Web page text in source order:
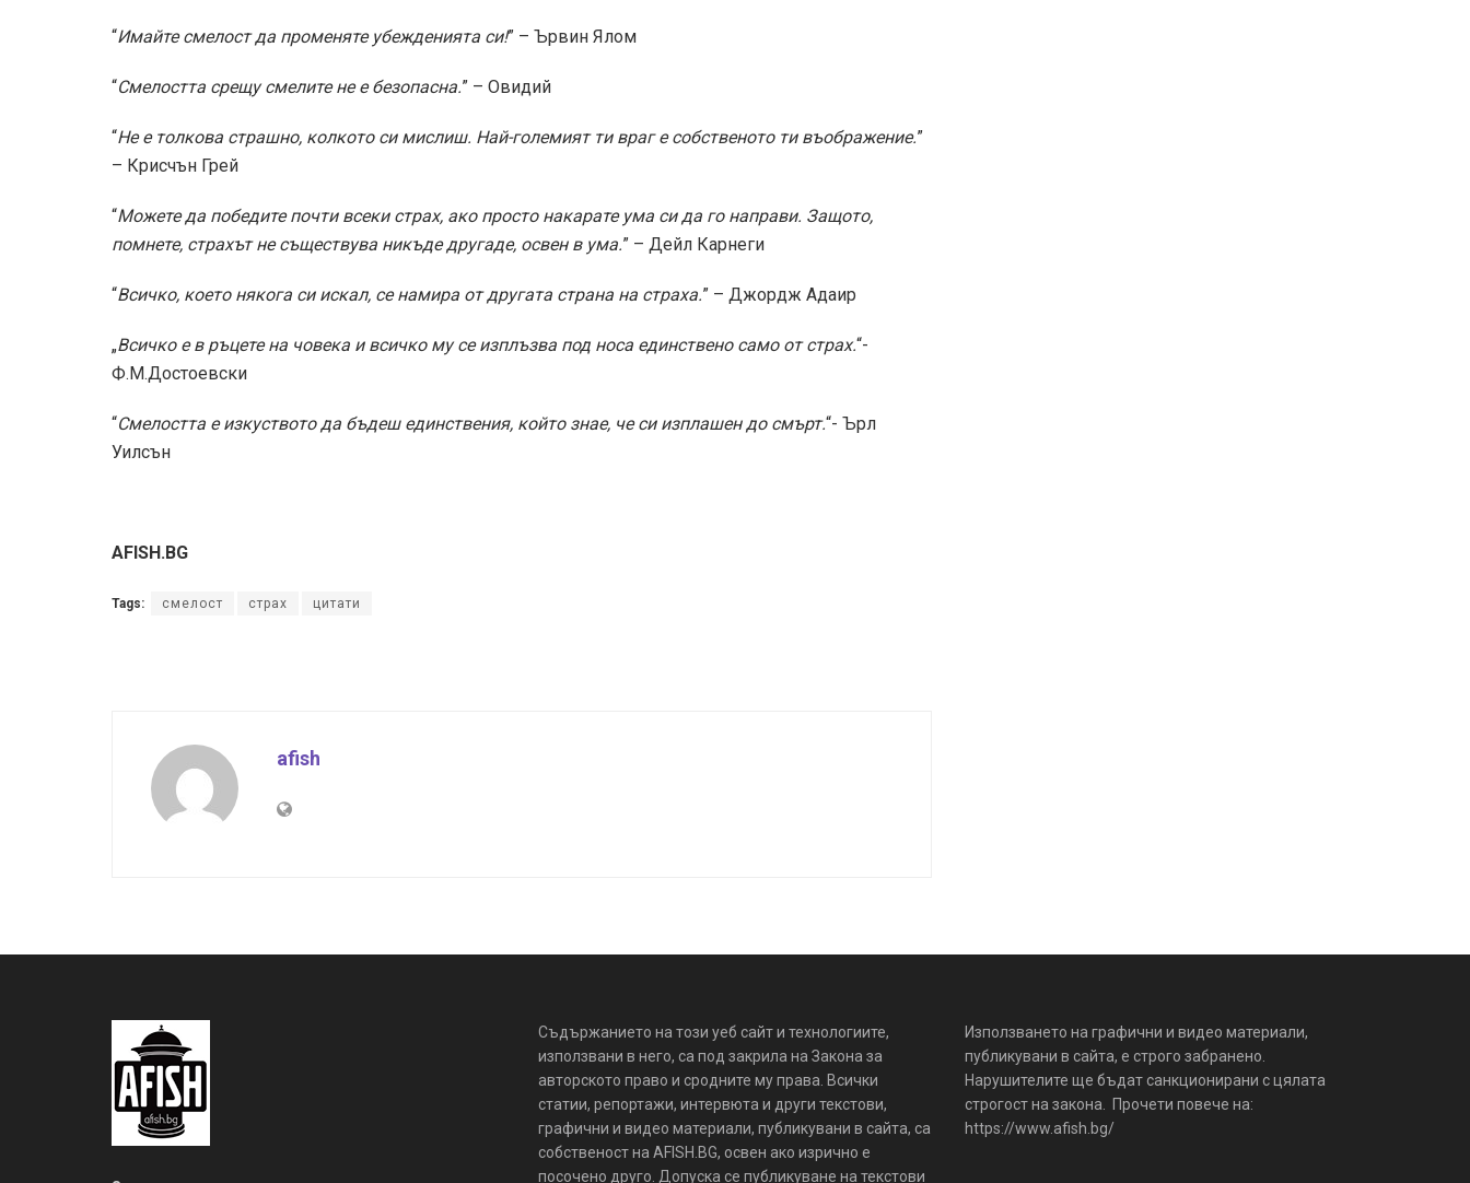
“Имайте смелост да променяте убежденията си!” – Ървин Ялом
“Смелостта срещу смелите не е безопасна.” – Овидий
“Не е толкова страшно, колкото си мислиш. Най-големият ти враг е собственото ти въображение.”
– Крисчън Грей
“Можете да победите почти всеки страх, ако просто накарате ума си да го направи. Защото,
помнете, страхът не съществува никъде другаде, освен в ума.” – Дейл Карнеги
“Всичко, което някога си искал, се намира от другата страна на страха.” – Джордж Адаир
„Всичко е в ръцете на човека и всичко му се изплъзва под носа единствено само от страх.“-
Ф.М.Достоевски
“Смелостта е изкуството да бъдеш единствения, който знае, че си изплашен до смърт.“- Ърл
Уилсън
AFISH.BG
Tags: смелост страх цитати
afish
Съдържанието на този уеб сайт и технологиите,
използвани в него, са под закрила на Закона за
авторското право и сродните му права. Всички
статии, репортажи, интервюта и други текстови,
графични и видео материали, публикувани в сайта, са
собственост на AFISH.BG, освен ако изрично е
посочено друго. Допуска се публикуване на текстови
Използването на графични и видео материали,
публикувани в сайта, е строго забранено.
Нарушителите ще бъдат санкционирани с цялата
строгост на закона. Прочети повече на:
https://www.afish.bg/